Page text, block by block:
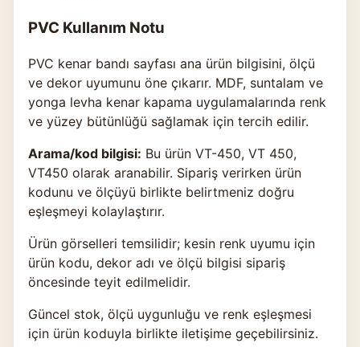
PVC Kullanım Notu
PVC kenar bandı sayfası ana ürün bilgisini, ölçü
ve dekor uyumunu öne çıkarır. MDF, suntalam ve
yonga levha kenar kapama uygulamalarında renk
ve yüzey bütünlüğü sağlamak için tercih edilir.
Arama/kod bilgisi: Bu ürün VT-450, VT 450,
VT450 olarak aranabilir. Sipariş verirken ürün
kodunu ve ölçüyü birlikte belirtmeniz doğru
eşleşmeyi kolaylaştırır.
Ürün görselleri temsilidir; kesin renk uyumu için
ürün kodu, dekor adı ve ölçü bilgisi sipariş
öncesinde teyit edilmelidir.
Güncel stok, ölçü uygunluğu ve renk eşleşmesi
için ürün koduyla birlikte iletişime geçebilirsiniz.